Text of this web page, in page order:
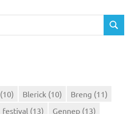
Z
(10) Blerick (10) Breng (11)
festival (13) Gennep (13)